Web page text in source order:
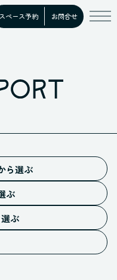
スペース予約 お問合せ
ら選ぶ
ぶ
トぶ